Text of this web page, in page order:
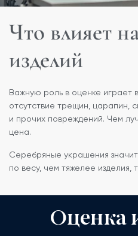
Что влияет
изделий
Важную роль в оценке играет
отсутствие трещин, царапин,
и прочих повреждений. Чем
цена.
Серебряные украшения
по весу, чем тяжелее изделия,
Оценка